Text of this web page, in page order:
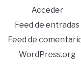
Acceder
Feed de entradas
Feed de
WordPress.org